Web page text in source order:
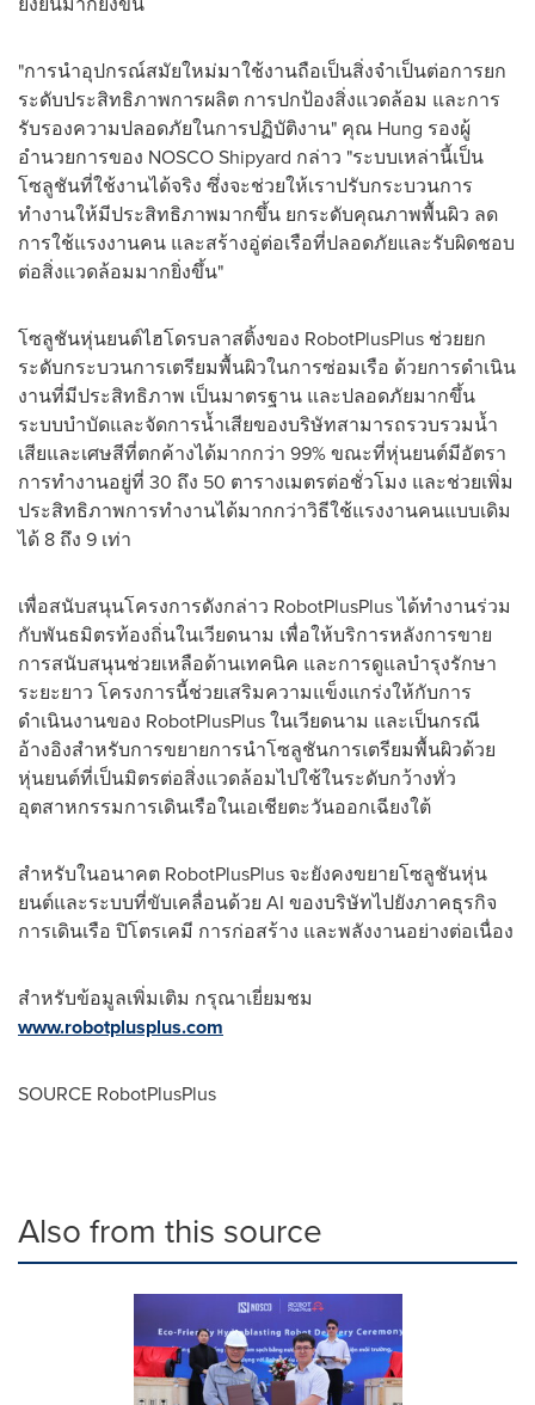
"การนำอุปกรณ์สมัยใหม่มาใช้งานถือเป็นสิ่งจำเป็นต่อการยก
ระดับประสิทธิภาพการผลิต การปกป้องสิ่งแวดล้อม และการ
รับรองความปลอดภัยในการปฏิบัติงาน" คุณ Hung รองผู้
อำนวยการของ NOSCO Shipyard กล่าว "ระบบเหล่านี้เป็น
โซลูชันที่ใช้งานได้จริง ซึ่งจะช่วยให้เราปรับกระบวนการ
ทำงานให้มีประสิทธิภาพมากขึ้น ยกระดับคุณภาพพื้นผิว ลด
การใช้แรงงานคน และสร้างอู่ต่อเรือที่ปลอดภัยและรับผิดชอบ
ต่อสิ่งแวดล้อมมากยิ่งขึ้น"
โซลูชันหุ่นยนต์ไฮโดรบลาสติ้งของ RobotPlusPlus ช่วยยก
ระดับกระบวนการเตรียมพื้นผิวในการซ่อมเรือ ด้วยการดำเนิน
งานที่มีประสิทธิภาพ เป็นมาตรฐาน และปลอดภัยมากขึ้น
ระบบบำบัดและจัดการน้ำเสียของบริษัทสามารถรวบรวมน้ำ
เสียและเศษสีที่ตกค้างได้มากกว่า 99% ขณะที่หุ่นยนต์มีอัตรา
การทำงานอยู่ที่ 30 ถึง 50 ตารางเมตรต่อชั่วโมง และช่วยเพิ่ม
ประสิทธิภาพการทำงานได้มากกว่าวิธีใช้แรงงานคนแบบเดิม
ได้ 8 ถึง 9 เท่า
เพื่อสนับสนุนโครงการดังกล่าว RobotPlusPlus ได้ทำงานร่วม
กับพันธมิตรท้องถิ่นในเวียดนาม เพื่อให้บริการหลังการขาย
การสนับสนุนช่วยเหลือด้านเทคนิค และการดูแลบำรุงรักษา
ระยะยาว โครงการนี้ช่วยเสริมความแข็งแกร่งให้กับการ
ดำเนินงานของ RobotPlusPlus ในเวียดนาม และเป็นกรณี
อ้างอิงสำหรับการขยายการนำโซลูชันการเตรียมพื้นผิวด้วย
หุ่นยนต์ที่เป็นมิตรต่อสิ่งแวดล้อมไปใช้ในระดับกว้างทั่ว
อุตสาหกรรมการเดินเรือในเอเชียตะวันออกเฉียงใต้
สำหรับในอนาคต RobotPlusPlus จะยังคงขยายโซลูชันหุ่น
ยนต์และระบบที่ขับเคลื่อนด้วย AI ของบริษัทไปยังภาคธุรกิจ
การเดินเรือ ปิโตรเคมี การก่อสร้าง และพลังงานอย่างต่อเนื่อง
สำหรับข้อมูลเพิ่มเติม กรุณาเยี่ยมชม
www.robotplusplus.com
SOURCE RobotPlusPlus
Also from this source